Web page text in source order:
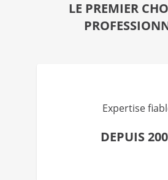
LE PREMIER
Expertise
DEPUIS